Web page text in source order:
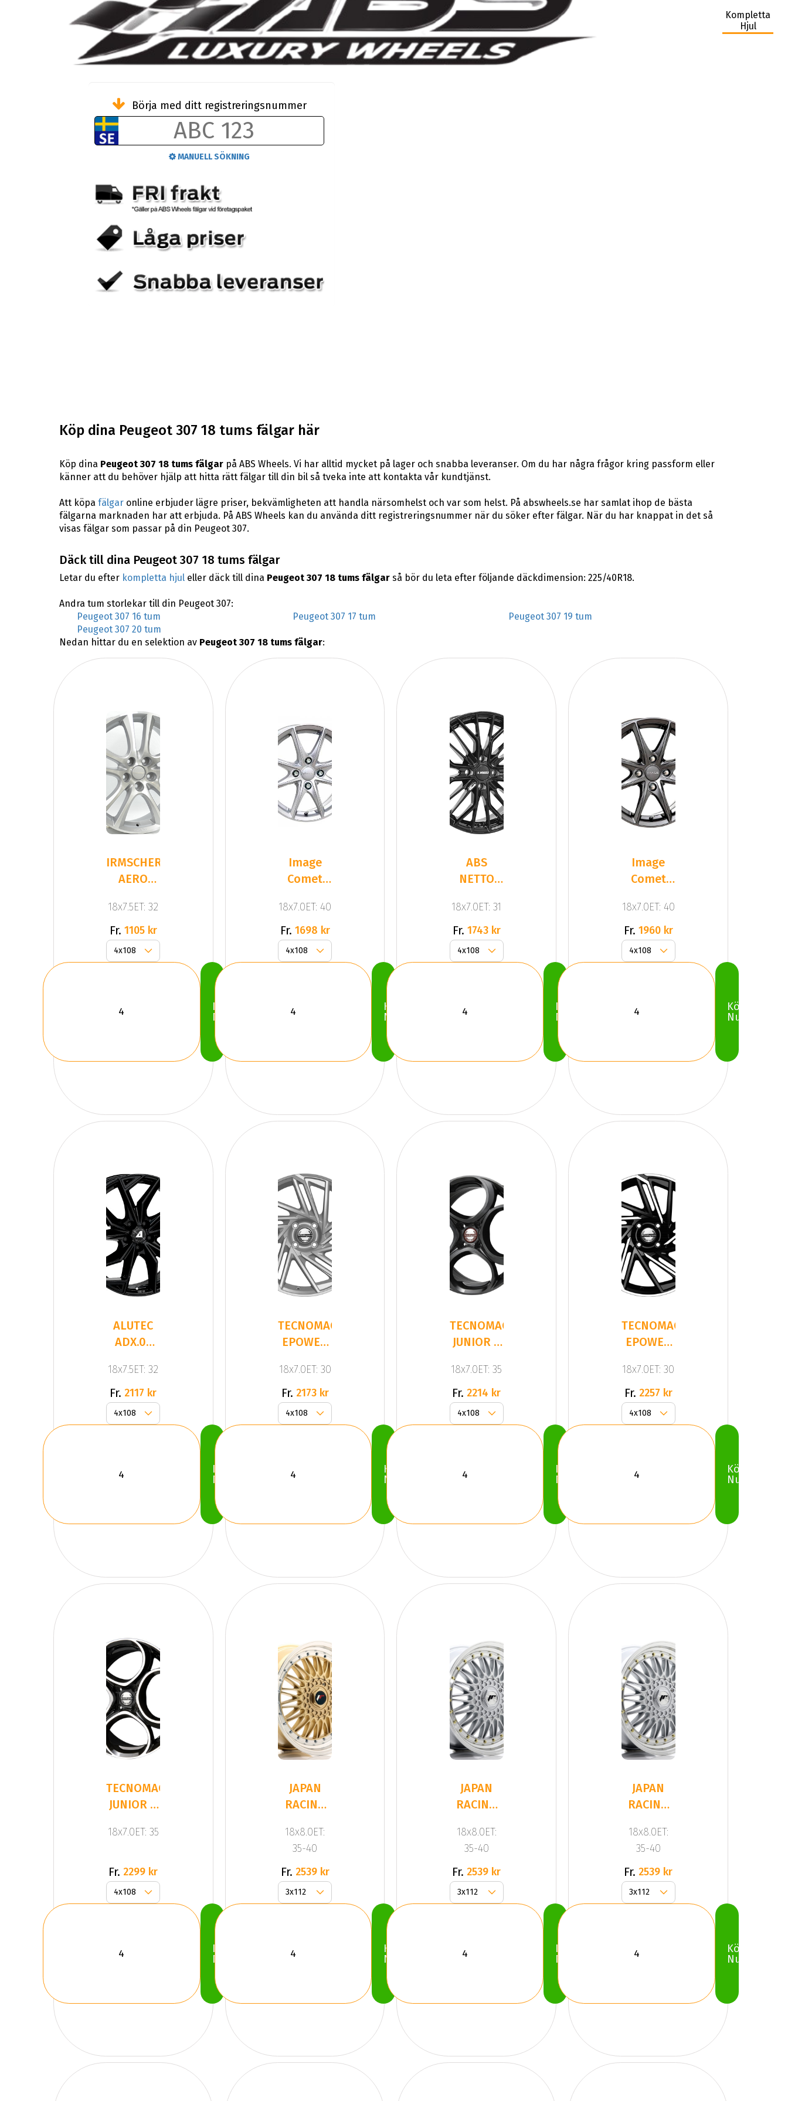
Kompletta
Hjul
Börja med ditt registreringsnummer
MANUELL SÖKNING
Köp dina Peugeot 307 18 tums fälgar här
Köp dina Peugeot 307 18 tums fälgarpå ABS Wheels. Vi har alltid mycket på lager och snabba leveranser. Om du har några frågor kring passform eller
känner att du behöver hjälp att hitta rätt fälgar till din bil så tveka inte att kontakta vår kundtjänst.
Att köpa fälgaronline erbjuder lägre priser, bekvämligheten att handla närsomhelst och var som helst. På abswheels.se har samlat ihop de bästa
fälgarna marknaden har att erbjuda. På ABS Wheels kan du använda ditt registreringsnummer när du söker efter fälgar. När du har knappat in det så
visas fälgar som passar på din Peugeot 307.
Däck till dina Peugeot 307 18 tums fälgar
Letar du efter kompletta hjuleller däck till dina Peugeot 307 18 tums fälgarså bör du leta efter följande däckdimension: 225/40R18.
Andra tum storlekar till din Peugeot 307:
Peugeot 307 16 tum
Peugeot 307 17 tum
Peugeot 307 19 tum
Peugeot 307 20 tum
Nedan hittar du en selektion av Peugeot 307 18 tums fälgar:
IRMSCHER
AERO
Silver
18x7.5ET: 32
Fr. 1105 kr
Köp
Nu
Image
Comet
18x7.0ET: 40
Fr. 1698 kr
Köp
Nu
ABS
NETTO
18x7.0ET: 31
Fr. 1743 kr
Köp
Nu
Image
Comet
18x7.0ET: 40
Fr. 1960 kr
Köp
Nu
ALUTEC
ADX.02
Black
18x7.5ET: 32
Fr. 2117 kr
Köp
Nu
TECNOMAGNESIO
EPOWER
18x7.0ET: 30
Fr. 2173 kr
Köp
Nu
TECNOMAGNESIO
JUNIOR 4
METALLIC
18x7.0ET: 35
Fr. 2214 kr
Köp
Nu
TECNOMAGNESIO
EPOWER
MIRROR
18x7.0ET: 30
Fr. 2257 kr
Köp
Nu
TECNOMAGNESIO
JUNIOR 4
MIRROR
18x7.0ET: 35
Fr. 2299 kr
Köp
Nu
JAPAN
RACING
18x8.0ET:
35-40
Fr. 2539 kr
Köp
Nu
JAPAN
RACING
18x8.0ET:
35-40
Fr. 2539 kr
Köp
Nu
JAPAN
RACING
18x8.0ET:
35-40
Fr. 2539 kr
Köp
Nu